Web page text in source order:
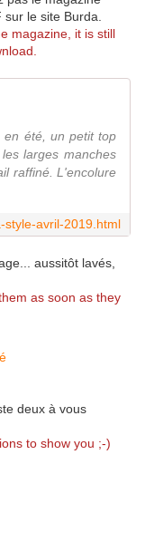
le site Burda.
magazine, it is still
en été, un petit top
larges manches
raffiné. L'encolure
style-avril-2019.html
aussitôt lavés,
as soon as they
deux à vous
to show you ;-)